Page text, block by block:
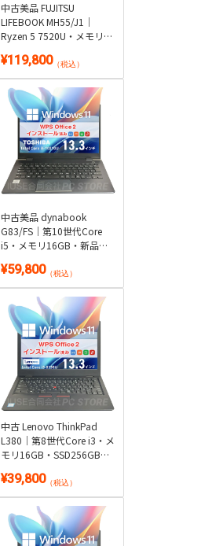
中古美品 FUJITSU
LIFEBOOK MH55/J1｜
Ryzen 5 7520U・メモリ
1.3kg軽量・顔認証｜
Windows 11・WPS Office
2付き
¥119,800（税込）
中古美品 dynabook
G83/FS｜第10世代Core
i5・メモリ16GB・新品
量フルHD 13.3型｜
Windows 11・WPS Office
2付き
¥59,800（税込）
中古 Lenovo ThinkPad
L380｜第8世代Core i3・メ
モリ16GB・SSD256GB・
Windows 11・WPS Office
2付き
¥39,800（税込）